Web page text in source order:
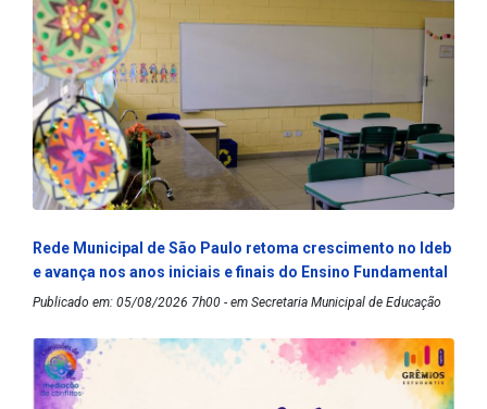
Rede Municipal de São Paulo retoma crescimento no Ideb
e avança nos anos iniciais e finais do Ensino Fundamental
Publicado em: 05/08/2026 7h00 - em Secretaria Municipal de Educação